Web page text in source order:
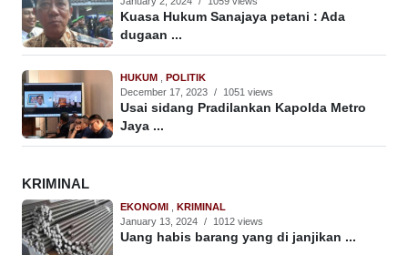
Kuasa Hukum Sanajaya petani : Ada
dugaan ...
HUKUM , POLITIK
December 17, 2023 / 1051 views
Usai sidang Pradilankan Kapolda Metro
Jaya ...
KRIMINAL
EKONOMI , KRIMINAL
January 13, 2024 / 1012 views
Uang habis barang yang di janjikan ...